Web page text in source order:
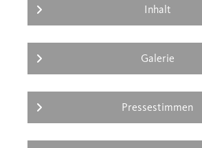
Inhalt
Galerie
Pressestimmen